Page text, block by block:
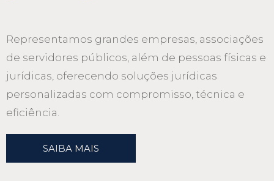
Representamos grandes empresas, associações
de servidores públicos, além de pessoas físicas e
jurídicas, oferecendo soluções jurídicas
personalizadas com compromisso, técnica e
eficiência.
SAIBA MAIS